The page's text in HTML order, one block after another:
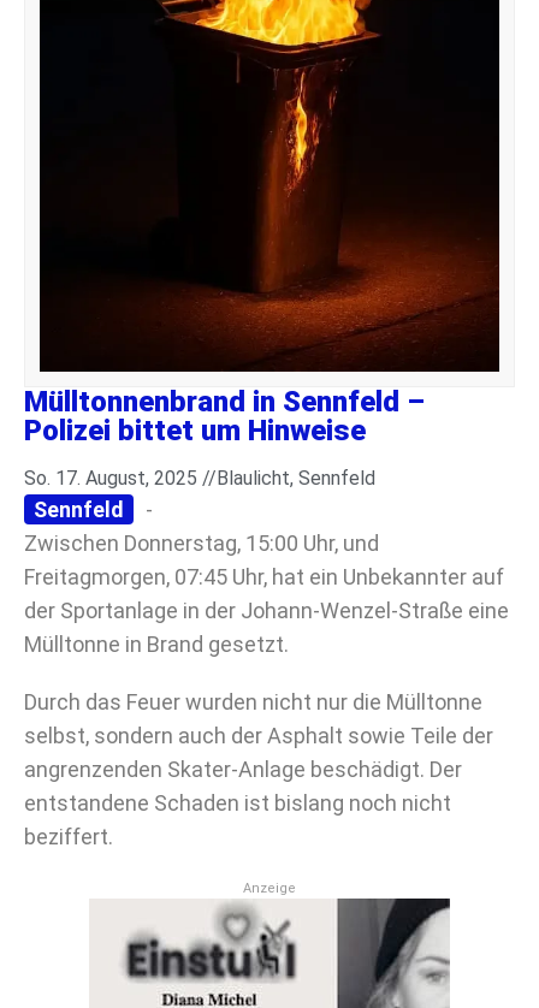
Mülltonnenbrand in Sennfeld –
Polizei bittet um Hinweise
So. 17. August, 2025 //Blaulicht, Sennfeld
Sennfeld
-
Zwischen Donnerstag, 15:00 Uhr, und
Freitagmorgen, 07:45 Uhr, hat ein Unbekannter auf
der Sportanlage in der Johann-Wenzel-Straße eine
Mülltonne in Brand gesetzt.
Durch das Feuer wurden nicht nur die Mülltonne
selbst, sondern auch der Asphalt sowie Teile der
angrenzenden Skater-Anlage beschädigt. Der
entstandene Schaden ist bislang noch nicht
beziffert.
Anzeige